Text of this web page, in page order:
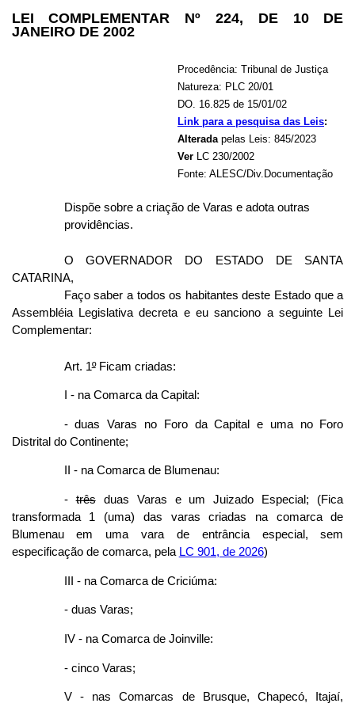
LEI COMPLEMENTAR Nº 224, DE 10 DE
JANEIRO DE 2002
Procedência: Tribunal de Justiça
Natureza: PLC 20/01
DO. 16.825 de 15/01/02
Link para a pesquisa das Leis:
Alterada pelas Leis: 845/2023
Ver LC 230/2002
Fonte: ALESC/Div.Documentação
Dispõe sobre a criação de Varas e adota outras
providências.
O GOVERNADOR DO ESTADO DE SANTA
CATARINA,
Faço saber a todos os habitantes deste Estado que a
Assembléia Legislativa decreta e eu sanciono a seguinte Lei
Complementar:
Art. 1ºFicam criadas:
I - na Comarca da Capital:
- duas Varas no Foro da Capital e uma no Foro
Distrital do Continente;
II - na Comarca de Blumenau:
-trêsduas Varas e um Juizado Especial; (Fica
transformada 1 (uma) das varas criadas na comarca de
Blumenau em uma vara de entrância especial, sem
especificação de comarca, pela LC 901, de 2026)
III - na Comarca de Criciúma:
- duas Varas;
IV - na Comarca de Joinville:
- cinco Varas;
V - nas Comarcas de Brusque, Chapecó, Itajaí,